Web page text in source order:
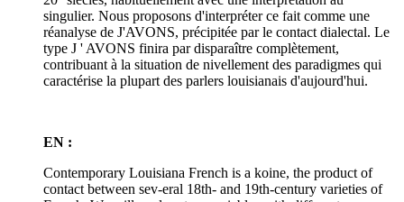
singulier. Nous proposons d'interpréter ce fait comme une
réanalyse de J'AVONS, précipitée par le contact dialectal. Le
type J ' AVONS finira par disparaître complètement,
contribuant à la situation de nivellement des paradigmes qui
caractérise la plupart des parlers louisianais d'aujourd'hui.
EN :
Contemporary Louisiana French is a koine, the product of
contact between sev-eral 18th- and 19th-century varieties of